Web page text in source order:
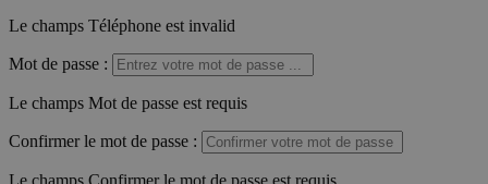
Le champs Téléphone est invalid
Mot de passe :
Le champs Mot de passe est requis
Confirmer le mot de passe :